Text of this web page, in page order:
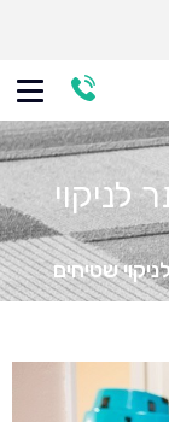
לניקוי
שטיחים